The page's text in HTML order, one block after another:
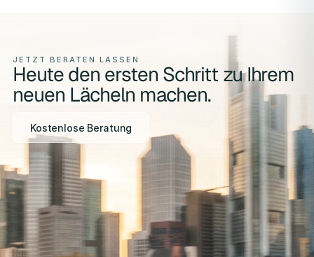
JETZT BERATEN LASSEN
Heute den ersten Schritt zu Ihrem
neuen Lächeln machen.
Kostenlose Beratung